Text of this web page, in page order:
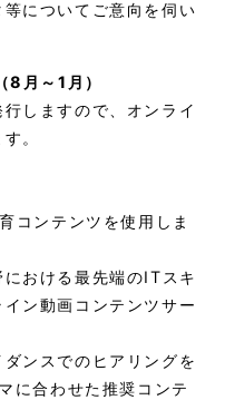
についてご意向を伺い
8月～1月）
しますので、オンライ
。
コンテンツを使用しま
おける最先端のITスキ
ン動画コンテンツサー
ンスでのヒアリングを
に合わせた推奨コンテ